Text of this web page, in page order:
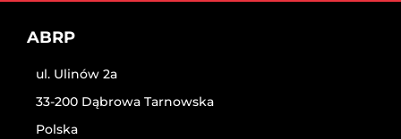
ABRP
ul. Ulinów 2a
33-200 Dąbrowa Tarnowska
Polska